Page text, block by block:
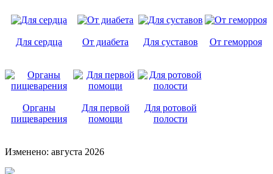
Для сердца От диабета Для суставов От геморроя
Органы
пищеварения
Для первой
помощи
Для ротовой
полости
Изменено: августа 2026